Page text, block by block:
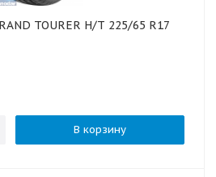
TOURER H/T 225/65 R17
В корзину